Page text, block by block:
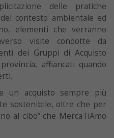
delle pratiche
contesto ambientale ed
elementi che verranno
visite condotte da
dei Gruppi di Acquisto
affiancati quando
un acquisto sempre più
sostenibile, oltre che per
al cibo” che MercaTiAmo